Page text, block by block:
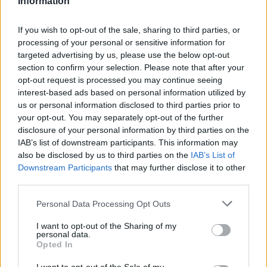
If you wish to opt-out of the sale, sharing to third parties, or
processing of your personal or sensitive information for
targeted advertising by us, please use the below opt-out
section to confirm your selection. Please note that after your
opt-out request is processed you may continue seeing
interest-based ads based on personal information utilized by
us or personal information disclosed to third parties prior to
your opt-out. You may separately opt-out of the further
disclosure of your personal information by third parties on the
IAB’s list of downstream participants. This information may
also be disclosed by us to third parties on the IAB’s List of
Downstream Participants that may further disclose it to other
Personal Data Processing Opt Outs
I want to opt-out of the Sharing of my
personal data.
Opted In